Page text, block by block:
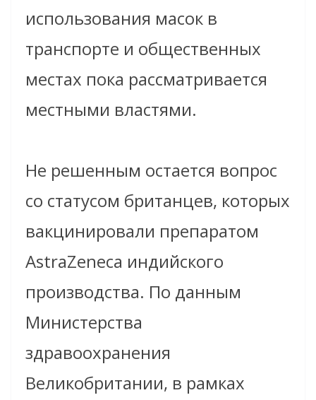
использования масок в
транспорте и общественных
местах пока рассматривается
местными властями.
Не решенным остается вопрос
со статусом британцев, которых
вакцинировали препаратом
AstraZeneca индийского
производства. По данным
Министерства
здравоохранения
Великобритании, в рамках